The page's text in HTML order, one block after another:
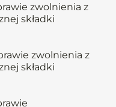
zwolnienia z
składki
zwolnienia z
składki